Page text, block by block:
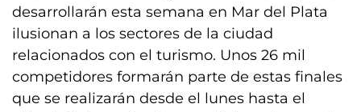
desarrollarán esta semana en Mar del Plata
ilusionan a los sectores de la ciudad
relacionados con el turismo. Unos 26 mil
competidores formarán parte de estas finales
que se realizarán desde el lunes hasta el